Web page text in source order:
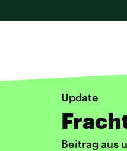
Update
Beitrag aus